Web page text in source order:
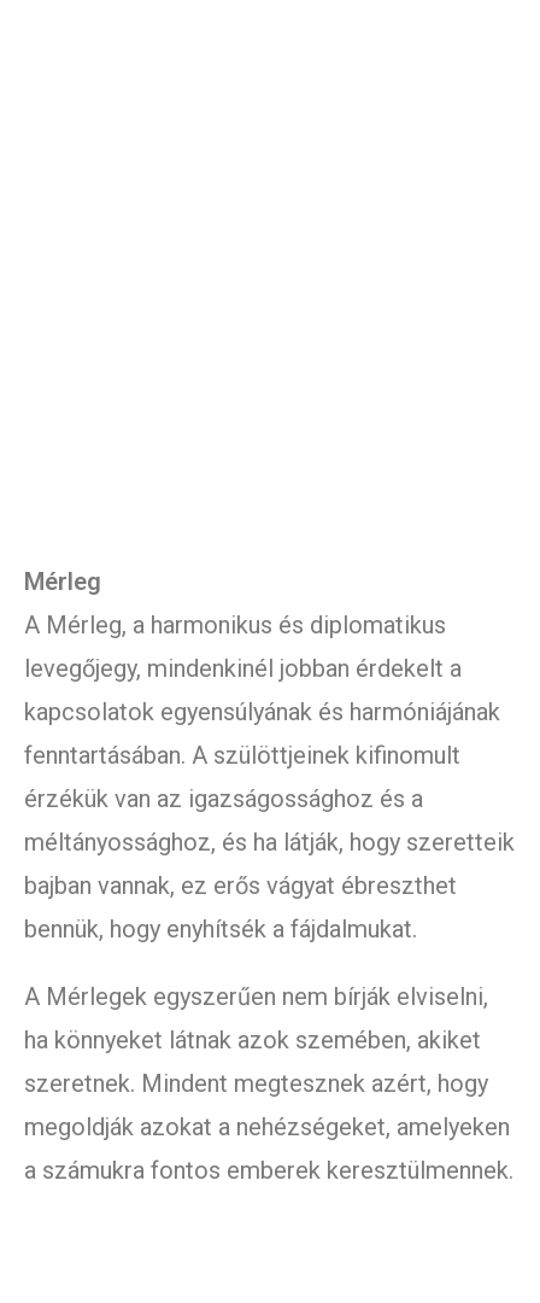
Mérleg
A Mérleg, a harmonikus és diplomatikus
levegőjegy, mindenkinél jobban érdekelt a
kapcsolatok egyensúlyának és harmóniájának
fenntartásában. A szülöttjeinek kifinomult
érzékük van az igazságossághoz és a
méltányossághoz, és ha látják, hogy szeretteik
bajban vannak, ez erős vágyat ébreszthet
bennük, hogy enyhítsék a fájdalmukat.
A Mérlegek egyszerűen nem bírják elviselni,
ha könnyeket látnak azok szemében, akiket
szeretnek. Mindent megtesznek azért, hogy
megoldják azokat a nehézségeket, amelyeken
a számukra fontos emberek keresztülmennek.